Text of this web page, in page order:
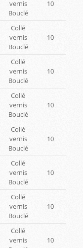
vernis
Bouclé
10
Collé
vernis
Bouclé
10
Collé
vernis
Bouclé
10
Collé
vernis
Bouclé
10
Collé
vernis
Bouclé
10
Collé
vernis
Bouclé
10
Collé
vernis
Bouclé
10
Collé
vernis
10